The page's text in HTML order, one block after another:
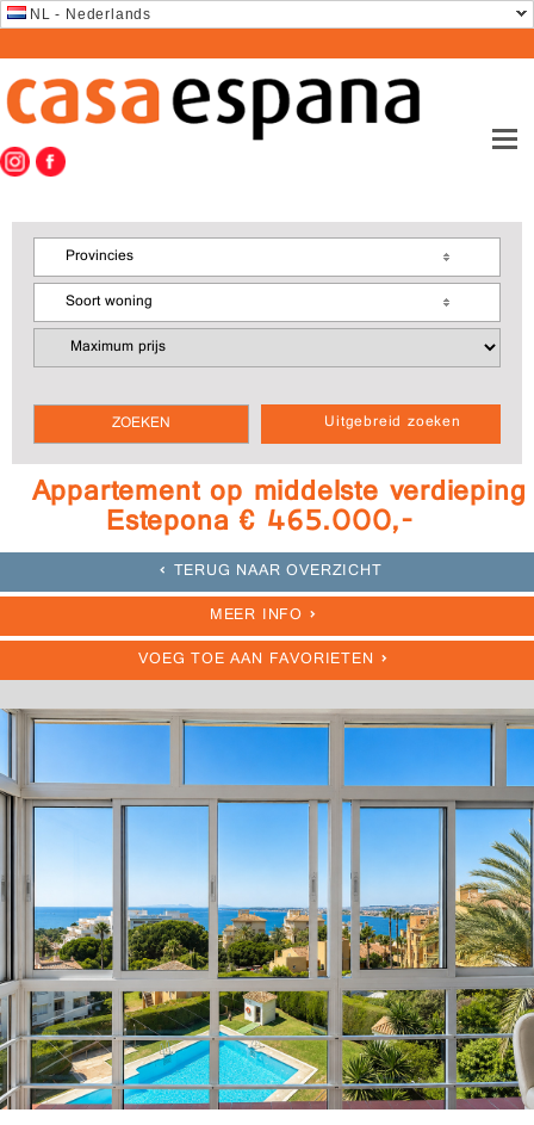
NL - Nederlands
Uitgebreid zoeken
Provincies
Soort woning
Appartement op middelste verdieping
Estepona € 465.000,-
TERUG NAAR OVERZICHT
MEER INFO
VOEG TOE AAN FAVORIETEN